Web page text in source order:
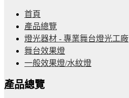
首頁
產品總覽
燈光器材 - 專業舞台燈光工廠
舞台效果燈
一般效果燈/水紋燈
產品總覽